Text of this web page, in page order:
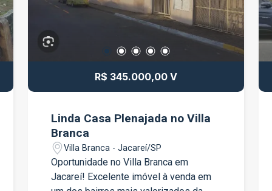
R$ 345.000,00 V
Linda Casa Plenajada no Villa
Branca
Villa Branca - Jacareí/SP
Oportunidade no Villa Branca em
Jacareí! Excelente imóvel à venda em